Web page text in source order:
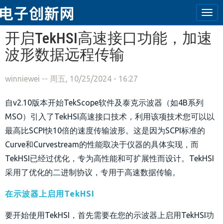
跳转到主要内容
开启TekHSI高速接口功能，加速
波形数据远程传输
winniewei -- 周五, 10/25/2024 - 16:27
自v2.10版本开始TekScope软件及泰克示波器（如4B系列
MSO）引入了TekHSI高速接口技术，利用该项技术您可以以
最高比SCPI快10倍的速度传输波形。这是因为SCPI标准的
Curve和Curvestream的性能取决于仪器的具体实现，而
TekHSI已经过优化，专为高性能和可扩展性而设计。TekHSI
采用了优化的二进制协议，专用于高速数据传输。
在示波器上启用TekHSI
要开始使用TekHSI，首先需要在您的示波器上启用TekHSI功